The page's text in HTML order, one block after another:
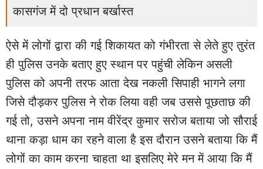
कासगंज में दो प्रधान बर्खास्त
ऐसे में लोगों द्वारा की गई शिकायत को गंभीरता से लेते हुए तुरंत
ही पुलिस उनके बताए हुए स्थान पर पहुंची लेकिन असली
पुलिस को अपनी तरफ आता देख नकली सिपाही भागने लगा
जिसे दौड़कर पुलिस ने रोक लिया वही जब उससे पूछताछ की
गई तो, उसने अपना नाम वीरेंद्र कुमार सरोज बताया जो सौराई
थाना कड़ा धाम का रहने वाला है इस दौरान उसने बताया कि मैं
लोगों का काम करना चाहता था इसलिए मेरे मन में आया कि मैं